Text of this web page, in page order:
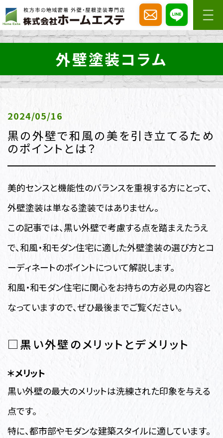
外壁塗装コラム
2024/05/16
黒の外壁で和風の美を引き立てるため
のポイントとは？
美的センスと機能性のバランスを重視する方にとって、
外壁塗装は単なる塗装ではありません。
この記事では、黒い外壁で考慮する点を踏まえたうえ
で、和風・和モダン住宅に適した外壁塗装の選び方とコ
ーディネートのポイントについて解説します。
和風・和モダン住宅に関心をお持ちの方必見の内容と
なっていますので、ぜひ最後までご覧ください。
□黒い外壁のメリットとデメリット
＊メリット
黒い外壁の最大のメリットは洗練された印象を与える
点です。
特に、都市部やモダンな建築スタイルに適しています。